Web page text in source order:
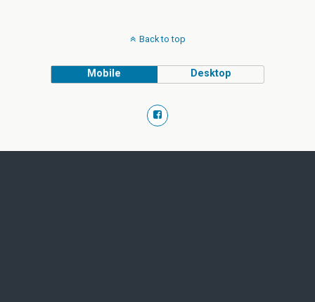
Back to top
Mobile Desktop